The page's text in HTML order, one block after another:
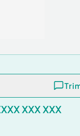
XXX XXX